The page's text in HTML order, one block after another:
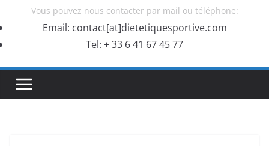
Vous pouvez nous contacter par mail ou téléphone:
Email: contact[at]dietetiquesportive.com
Tel: + 33 6 41 67 45 77